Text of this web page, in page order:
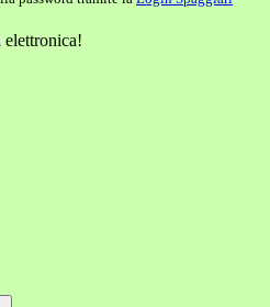
elettronica!